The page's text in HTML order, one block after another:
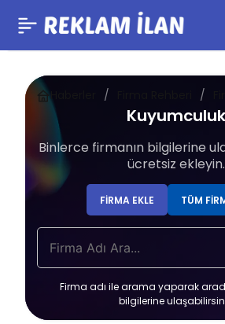
Haberler
Kuyumculuk
Binlerce firmanın bilgilerine
ücretsiz ekleyin.
FIRMA EKLE TÜM
Firma adı ile arama yaparak
bilgilerine